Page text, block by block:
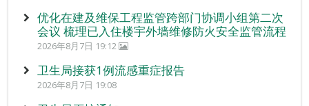
优化在建及维保工程监管跨部门协调小组第二次
会议 梳理已入住楼宇外墙维修防火安全监管流程
2026年8月7日 19:12
卫生局接获1例流感重症报告
2026年8月7日 19:08